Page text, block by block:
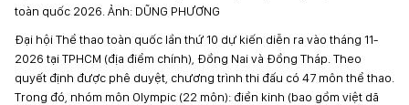
toàn quốc 2026. Ảnh: DŨNG PHƯƠNG
Đại hội Thể thao toàn quốc lần thứ 10 dự kiến diễn ra vào tháng 11-
2026 tại TPHCM (địa điểm chính), Đồng Nai và Đồng Tháp. Theo
quyết định được phê duyệt, chương trình thi đấu có 47 môn thể thao.
Trong đó, nhóm môn Olympic (22 môn): điền kinh (bao gồm việt dã